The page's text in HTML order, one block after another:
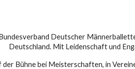
Deutscher
Deutschland. Mit Leidenschaft und
der Bühne bei Meisterschaften, in